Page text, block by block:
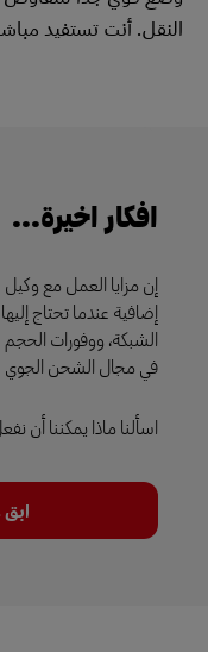
النقل. أنت تستفيد
افكار اخيرة...
إن مزايا العمل مع
إضافية عندما تحتاج
الشبكة، ووفورات
في مجال الشحن الجوي
اسألنا ماذا يمكننا أن